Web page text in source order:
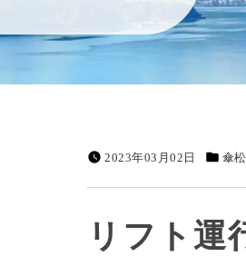
2023年03月02日 傘
リフト運